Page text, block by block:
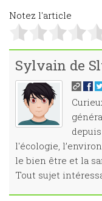
Notez l'article
Sylvain de
l'écologie,
le bien être et la
Tout sujet